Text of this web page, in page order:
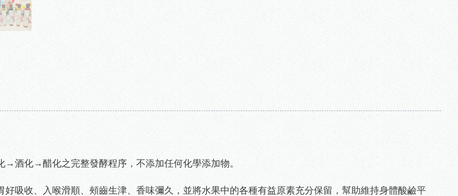
→酒化→醋化之完整發酵程序，不添加任何化學添加物。
好吸收、入喉滑順、頰齒生津、香味彌久，並將水果中的各種有益原素充分保留，幫助維持身體酸鹼平